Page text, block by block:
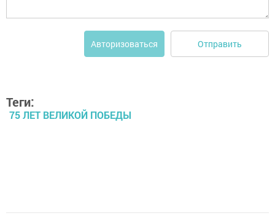
Авторизоваться Отправить
Теги:
75 ЛЕТ ВЕЛИКОЙ ПОБЕДЫ